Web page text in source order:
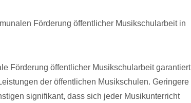
Förderung öffentlicher Musikschularbeit in
Förderung öffentlicher Musikschularbeit garantiert
der öffentlichen Musikschulen. Geringere
signifikant, dass sich jeder Musikunterricht